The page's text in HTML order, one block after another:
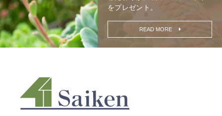
をプレゼント。
READ MORE